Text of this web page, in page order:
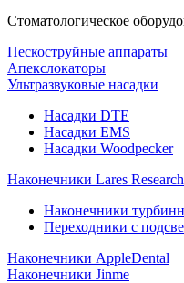
Стоматологическое
Пескоструйные аппараты
Апекслокаторы
Ультразвуковые насадки
Насадки DTE
Насадки EMS
Насадки Woodpecker
Наконечники Lares Research
Наконечники
Переходники с
Наконечники AppleDental
Наконечники Jinme